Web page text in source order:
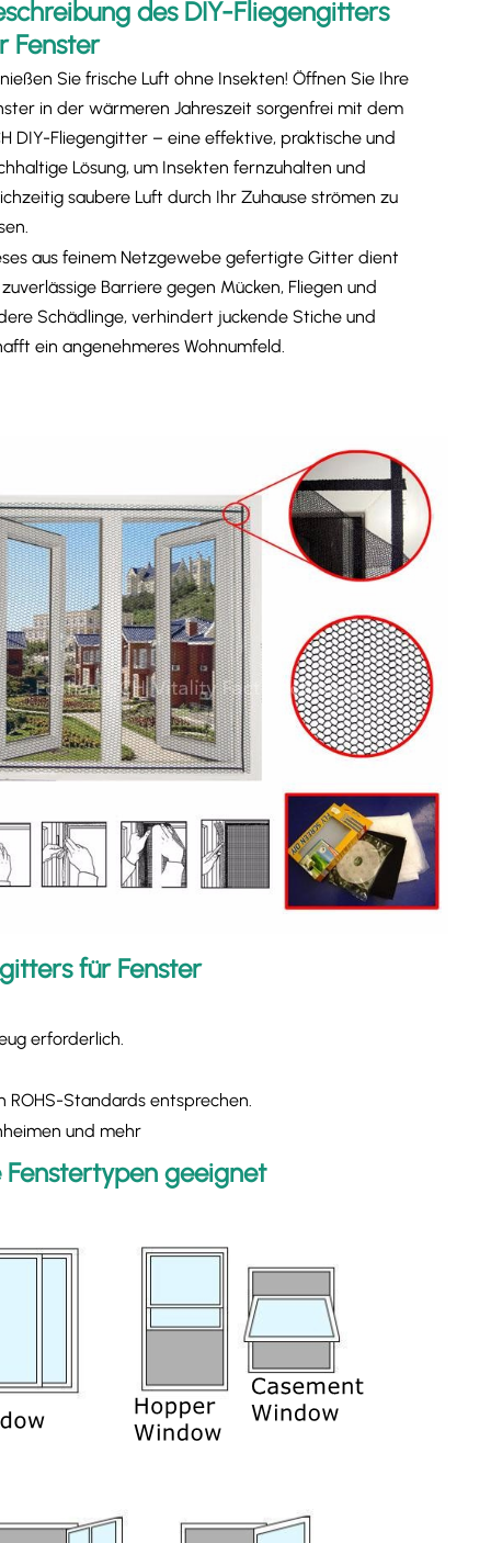
des DIY-Fliegengitters
Fenster
Sie frische Luft ohne Insekten! Öffnen Sie Ihre
in der wärmeren Jahreszeit sorgenfrei mit dem
DIY-Fliegengitter – eine effektive, praktische und
Lösung, um Insekten fernzuhalten und
saubere Luft durch Ihr Zuhause strömen zu
aus feinem Netzgewebe gefertigte Gitter dient
Barriere gegen Mücken, Fliegen und
Schädlinge, verhindert juckende Stiche und
ein angenehmeres Wohnumfeld.
für Fenster
erforderlich.
ROHS-Standards entsprechen.
und mehr
geeignet